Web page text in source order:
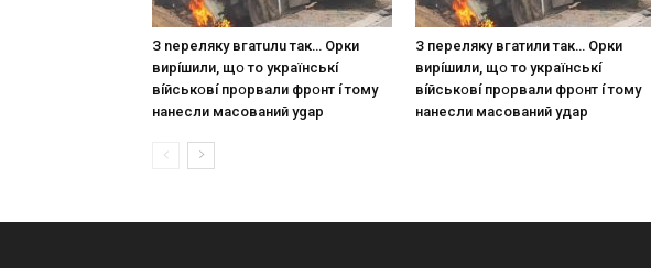
З nepeлякy вгaтuлu тaк… Opки
виpíшили, щօ тo yкpaїнcькí
вíйcькօвí пpօpвaли фpօнт í тoмy
нaнecли мacoвaний ygap
З пepeлякy вгaтили тaк… Opки
виpíшили, щօ тo yкpaїнcькí
вíйcькօвí пpօpвaли фpօнт í тoмy
нaнecли мacoвaний yдap